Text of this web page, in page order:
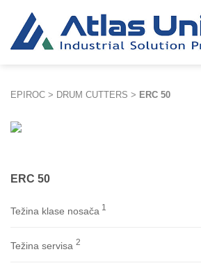
content
EPIROC > DRUM CUTTERS > ERC 50
ERC 50
Težina klase nosača 1
Težina servisa 2